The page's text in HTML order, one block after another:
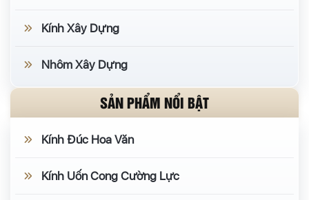
Kính Xây Dựng
Nhôm Xây Dựng
SẢN PHẨM NỔI BẬT
Kính Đúc Hoa Văn
Kính Uốn Cong Cường Lực